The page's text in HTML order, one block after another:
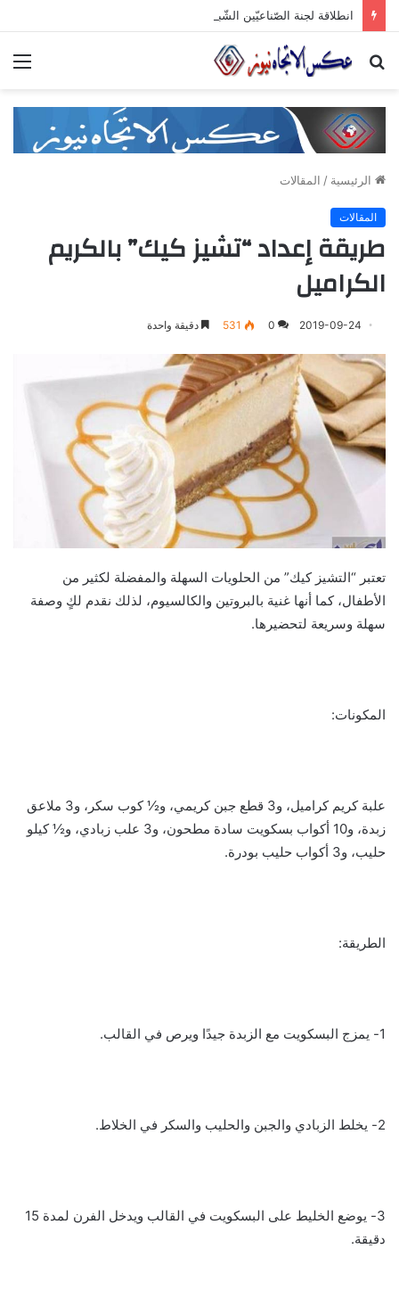
بحث
الرئيسية / المقالات
المقالات
طريقة إعداد “تشيز كيك” بالكريم
الكراميل
2019-09-24
0
531 دقيقة واحدة
تعتبر “التشيز كيك” من الحلويات السهلة والمفضلة لكثير من
الأطفال، كما أنها غنية بالبروتين والكالسيوم، لذلك نقدم لكٍ وصفة
سهلة وسريعة لتحضيرها.
المكونات:
علبة كريم كراميل، و3 قطع جبن كريمي، و½ كوب سكر، و3 ملاعق
زبدة، و10 أكواب بسكويت سادة مطحون، و3 علب زبادي، و½ كيلو
حليب، و3 أكواب حليب بودرة.
الطريقة:
1- يمزج البسكويت مع الزبدة جيدًا ويرص في القالب.
2- يخلط الزبادي والجبن والحليب والسكر في الخلاط.
3- يوضع الخليط على البسكويت في القالب ويدخل الفرن لمدة 15
دقيقة.